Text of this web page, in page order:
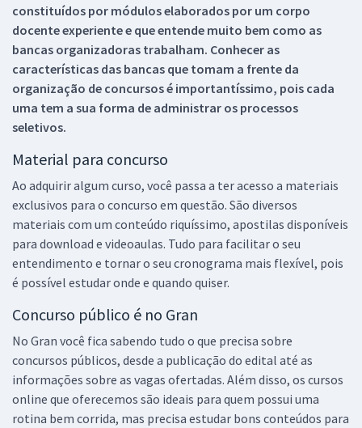
constituídos por módulos elaborados por um corpo
docente experiente e que entende muito bem como as
bancas organizadoras trabalham. Conhecer as
características das bancas que tomam a frente da
organização de concursos é importantíssimo, pois cada
uma tem a sua forma de administrar os processos
seletivos.
Material para concurso
Ao adquirir algum curso, você passa a ter acesso a materiais
exclusivos para o concurso em questão. São diversos
materiais com um conteúdo riquíssimo, apostilas disponíveis
para download e videoaulas. Tudo para facilitar o seu
entendimento e tornar o seu cronograma mais flexível, pois
é possível estudar onde e quando quiser.
Concurso público é no Gran
No Gran você fica sabendo tudo o que precisa sobre
concursos públicos, desde a publicação do edital até as
informações sobre as vagas ofertadas. Além disso, os cursos
online que oferecemos são ideais para quem possui uma
rotina bem corrida, mas precisa estudar bons conteúdos para